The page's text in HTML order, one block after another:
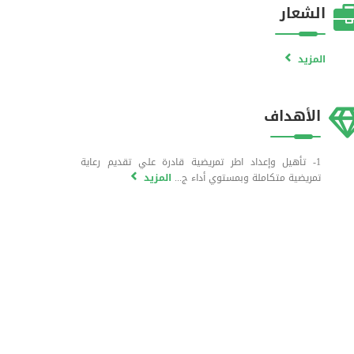
الشعار
المزيد
الأهداف
1- تأهيل وإعداد اطر تمريضية قادرة علي تقديم رعاية
تمريضية متكاملة وبمستوي أداء ج... المزيد